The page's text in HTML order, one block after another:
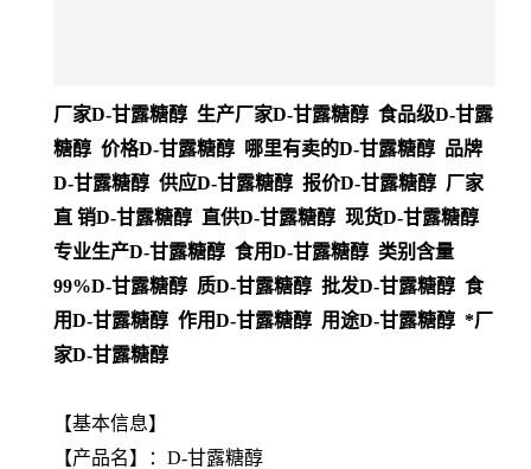
厂家D-甘露糖醇 生产厂家D-甘露糖醇 食品级D-甘露
糖醇 价格D-甘露糖醇 哪里有卖的D-甘露糖醇 品牌
D-甘露糖醇 供应D-甘露糖醇 报价D-甘露糖醇 厂家
直 销D-甘露糖醇 直供D-甘露糖醇 现货D-甘露糖醇
专业生产D-甘露糖醇 食用D-甘露糖醇 类别含量
99%D-甘露糖醇 质D-甘露糖醇 批发D-甘露糖醇 食
用D-甘露糖醇 作用D-甘露糖醇 用途D-甘露糖醇 *厂
家D-甘露糖醇
【基本信息】
【产品名】：D-甘露糖醇